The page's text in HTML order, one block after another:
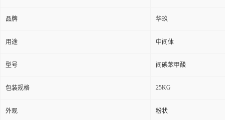
品牌 华玖
用途 中间体
型号 间碘苯甲酸
包装规格 25KG
外观 粉状